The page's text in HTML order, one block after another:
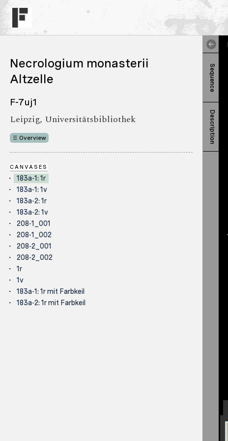
Necrologium monasterii
Altzelle
F-7uj1
Leipzig, Universitätsbibliothek
Overview
CANVASES
183a-1: 1r
183a-1: 1v
183a-2: 1r
183a-2: 1v
208-1_001
208-1_002
208-2_001
208-2_002
1r
1v
183a-1: 1r mit Farbkeil
183a-2: 1r mit Farbkeil
Sequence
Description